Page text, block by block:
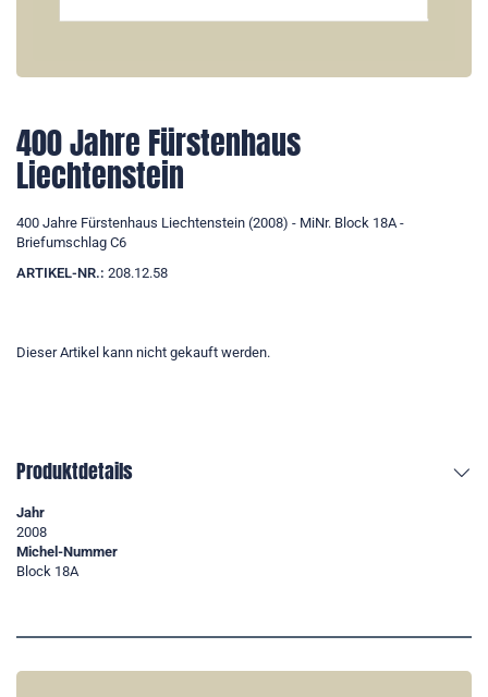
400 Jahre Fürstenhaus
Liechtenstein
400 Jahre Fürstenhaus Liechtenstein (2008) - MiNr. Block 18A -
Briefumschlag C6
ARTIKEL-NR.: 208.12.58
Dieser Artikel kann nicht gekauft werden.
Produktdetails
Jahr
2008
Michel-Nummer
Block 18A